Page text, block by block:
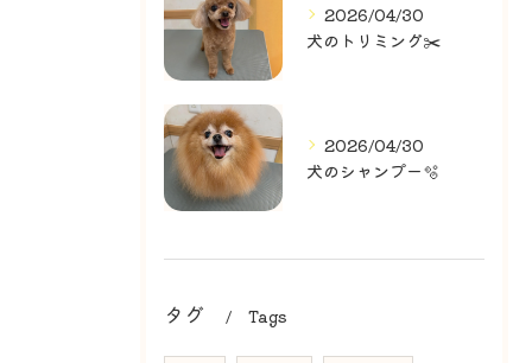
2026/04/30
犬のトリミング✂️
2026/04/30
犬のシャンプー🫧
タグ Tags